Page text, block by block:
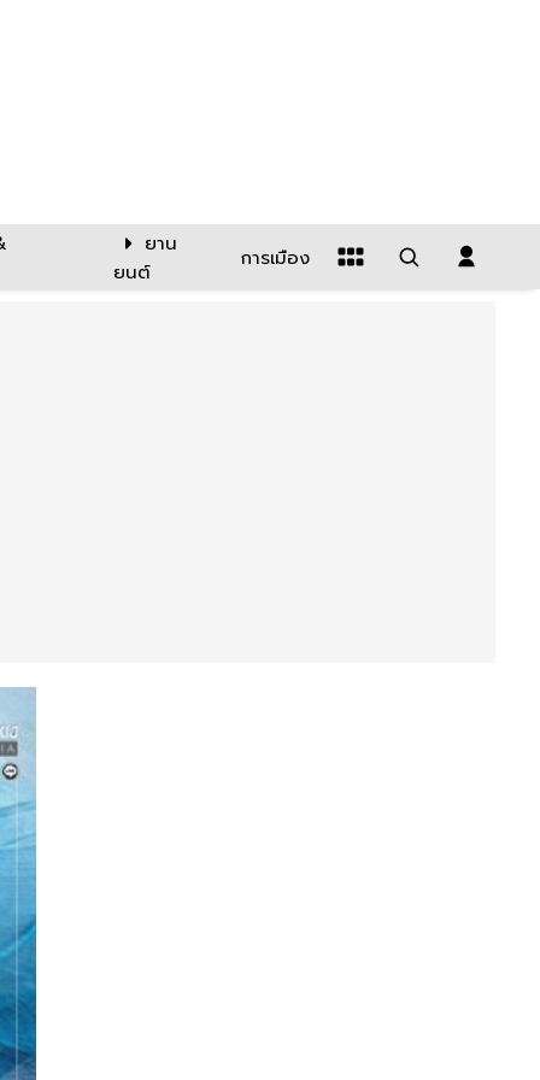
ยาน
ยนต์
การเมือง